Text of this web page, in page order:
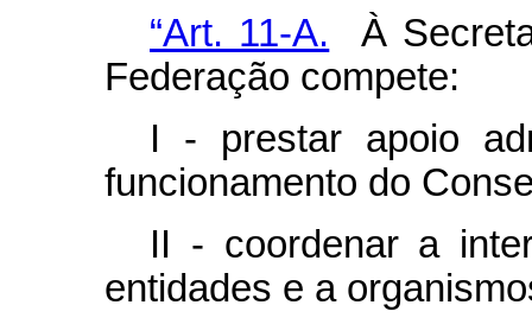
“Art. 11-A. À
Federação compete:
I - prestar apoio
funcionamento do
II - coordenar a
entidades e a